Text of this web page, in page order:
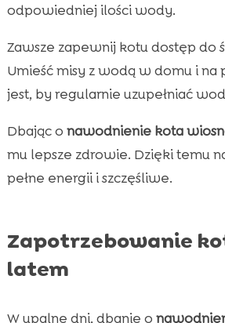
odpowiedniej ilości wody.
Zawsze zapewnij kotu dostęp do
Umieść misy z wodą w domu i na
jest, by regularnie uzupełniać
Dbając o nawodnienie kota
mu lepsze zdrowie. Dzięki temu
pełne energii i szczęśliwe.
Zapotrzebowanie
latem
W upalne dni, dbanie o